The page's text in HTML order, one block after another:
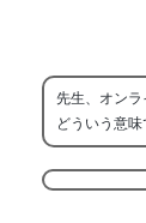
先生、オンラ
どういう意味